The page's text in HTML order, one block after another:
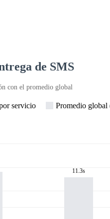
de SMS
con el promedio global
servicio Promedio global
11.3s